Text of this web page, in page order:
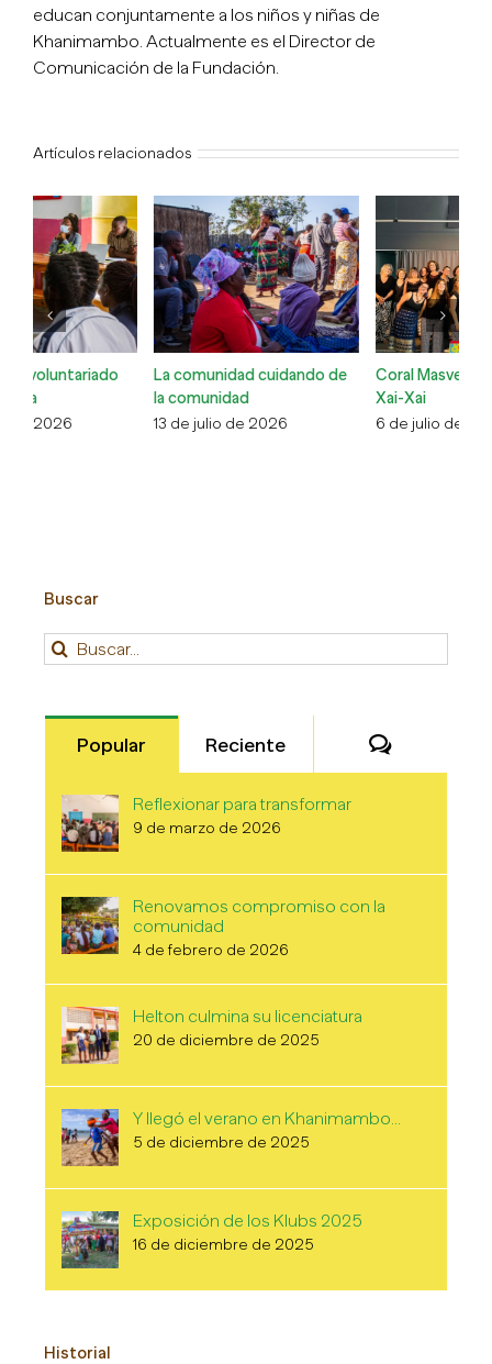
educan conjuntamente a los niños y niñas de
Khanimambo. Actualmente es el Director de
Comunicación de la Fundación.
Artículos relacionados
La comunidad cuidando de
la comunidad
13 de julio de 2026
Coral Masveu, d’El Masnou a
6 de julio de 2026
Buscar
Buscar:
Popular Reciente
Reflexionar para transformar
9 de marzo de 2026
Renovamos compromiso con la
comunidad
4 de febrero de 2026
Helton culmina su licenciatura
20 de diciembre de 2025
Y llegó el verano en Khanimambo…
5 de diciembre de 2025
Exposición de los Klubs 2025
16 de diciembre de 2025
Historial